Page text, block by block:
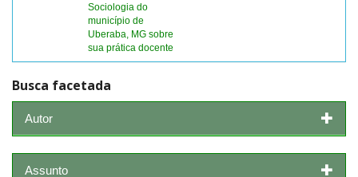
Sociologia do
município de
Uberaba, MG sobre
sua prática docente
Busca facetada
Autor
Assunto